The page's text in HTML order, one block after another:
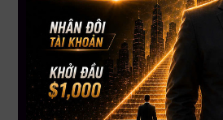
cổ phiếu nắm giữ Bitcoin?
James Chanos – nhà sáng lập
tuyên bố đã đóng vị thế short cổ
Saylor sau khi mức định giá nội tại
mức cao 2.0x hồi tháng 7, MSTR hiện
thị trường đã “phản ánh đủ thông tin